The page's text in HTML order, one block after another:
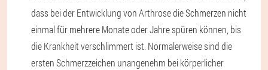
dass bei der Entwicklung von Arthrose die Schmerzen nicht
einmal für mehrere Monate oder Jahre spüren können, bis
die Krankheit verschlimmert ist. Normalerweise sind die
ersten Schmerzzeichen unangenehm bei körperlicher